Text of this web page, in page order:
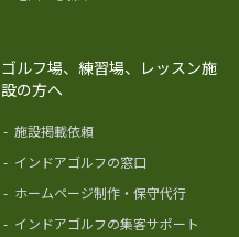
ゴルフ場、練習場、レッスン施
設の方へ
- 施設掲載依頼
- インドアゴルフの窓口
- ホームページ制作・保守代行
- インドアゴルフの集客サポート